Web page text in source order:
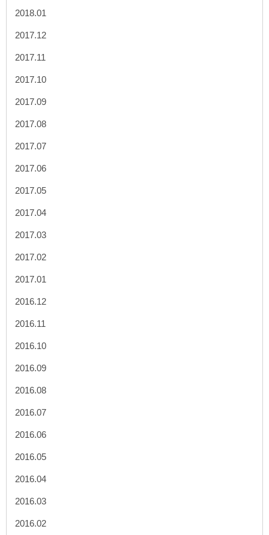
2018.01
2017.12
2017.11
2017.10
2017.09
2017.08
2017.07
2017.06
2017.05
2017.04
2017.03
2017.02
2017.01
2016.12
2016.11
2016.10
2016.09
2016.08
2016.07
2016.06
2016.05
2016.04
2016.03
2016.02